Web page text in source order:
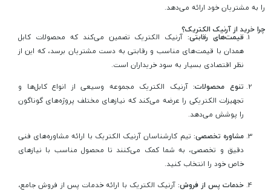
را به مشتریان خود ارائه می‌دهد.
چرا خرید از آرنیک الکتریک؟
قیمت‌های رقابتی: آرنیک الکتریک تضمین می‌کند که محصولات کابل
همدان با قیمت‌های مناسب و رقابتی به دست مشتریان برسد، که این از
نظر اقتصادی بسیار به سود خریداران است.
تنوع محصولات: آرنیک الکتریک مجموعه وسیعی از انواع کابل‌ها و
تجهیزات الکتریکی را عرضه می‌کند که نیازهای مختلف پروژه‌های گوناگون
را پوشش می‌دهد.
مشاوره تخصصی: تیم کارشناسان آرنیک الکتریک با ارائه مشاوره‌های فنی
دقیق و تخصصی، به شما کمک می‌کنند تا محصول مناسب با نیازهای
خاص خود را انتخاب کنید.
خدمات پس از فروش: آرنیک الکتریک با ارائه خدمات پس از فروش جامع،